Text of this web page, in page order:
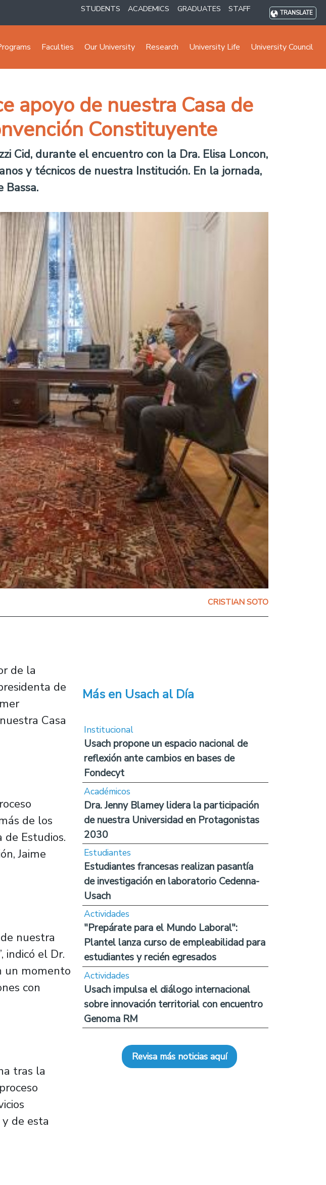
STUDENTS ACADEMICS GRADUATES STAFF TRANSLATE
Faculties Our University Research University Life University Council
apoyo de nuestra Casa de
Constituyente
Cid, durante el encuentro con la Dra. Elisa Loncon,
y técnicos de nuestra Institución. En la jornada,
Bassa.
CRISTIAN SOTO
de la
de
Casa
de los
de Estudios.
Jaime
nuestra
indicó el Dr.
un momento
con
tras la
de esta
Más en Usach al Día
Institucional
Usach propone un espacio nacional de
reflexión ante cambios en bases de
Fondecyt
Académicos
Dra. Jenny Blamey lidera la participación
de nuestra Universidad en Protagonistas
2030
Estudiantes
Estudiantes francesas realizan pasantía
de investigación en laboratorio Cedenna-
Usach
Actividades
"Prepárate para el Mundo Laboral":
Plantel lanza curso de empleabilidad para
estudiantes y recién egresados
Actividades
Usach impulsa el diálogo internacional
sobre innovación territorial con encuentro
Genoma RM
Revisa más noticias aquí